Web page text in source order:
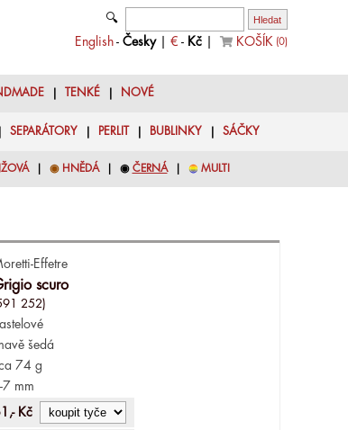
🔍
English- Česky| € - Kč| KOŠÍK (0)
| TENKÉ| NOVÉ
SEPARÁTORY PERLIT BUBLINKY SÁČKY
| ◉ HNĚDÁ| ◉ ČERNÁ| ◉ MULTI
Effetre
scuro
252)
šedá
74 g
7 mm
Kč